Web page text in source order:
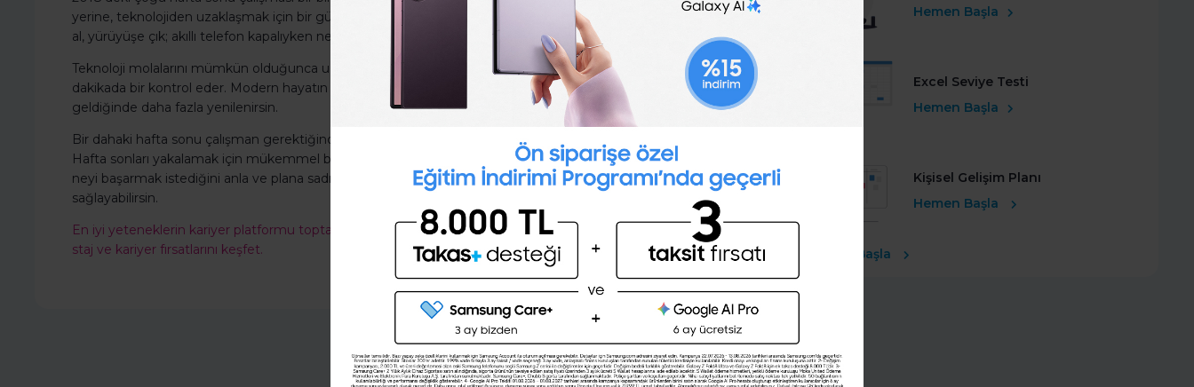
28 günlük kişisel gelişim planını
oluşturmak ister misin ?
yerine, teknolojiden uzaklaşmak için bir gün seç. Ailenle vakit geçir, kalem ve kağıt kullanarak fikirlerini not
al, yürüyüşe çık; akıllı telefon kapalıyken ne yapmak istersen onu yap.
Teknoloji molalarını mümkün olduğunca uzat. Ortalama bir akıllı telefon kullanıcısı, cihazını yaklaşık her 6,5
dakikada bir kontrol eder. Modern hayatın parlayan dikdörtgenlerinden uzaklaştıkça işine dönme zamanı
geldiğinde daha fazla yenilenirsin.
Bir dahaki hafta sonu çalışman gerektiğinde, gelmeden önce zamanın senden kaçmasına izin verme.
Hafta sonları yakalamak için mükemmel bir zamandır ancak fırsatı akıllıca kullanırsan. Programını ayarla,
neyi başarmak istediğini anla ve plana sadık kal. Böylece çalışmanı bitirebilir ve hak ettiğin rahatlamayı
sağlayabilirsin.
En iyi yeteneklerin kariyer platformu toptalent.co'ya üye ol,Türkiye'nin ve dünyanın en iyi şirketlerinin iş,
staj ve kariyer fırsatlarını keşfet.
Hemen Başla
Excel Seviye Testi
Hemen Başla
Kişisel Gelişim Planı
Hemen Başla
Ücretsiz Başla